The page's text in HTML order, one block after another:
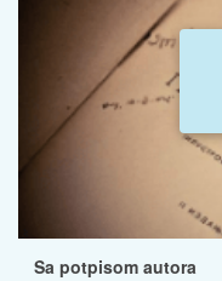
Sa potpisom autora